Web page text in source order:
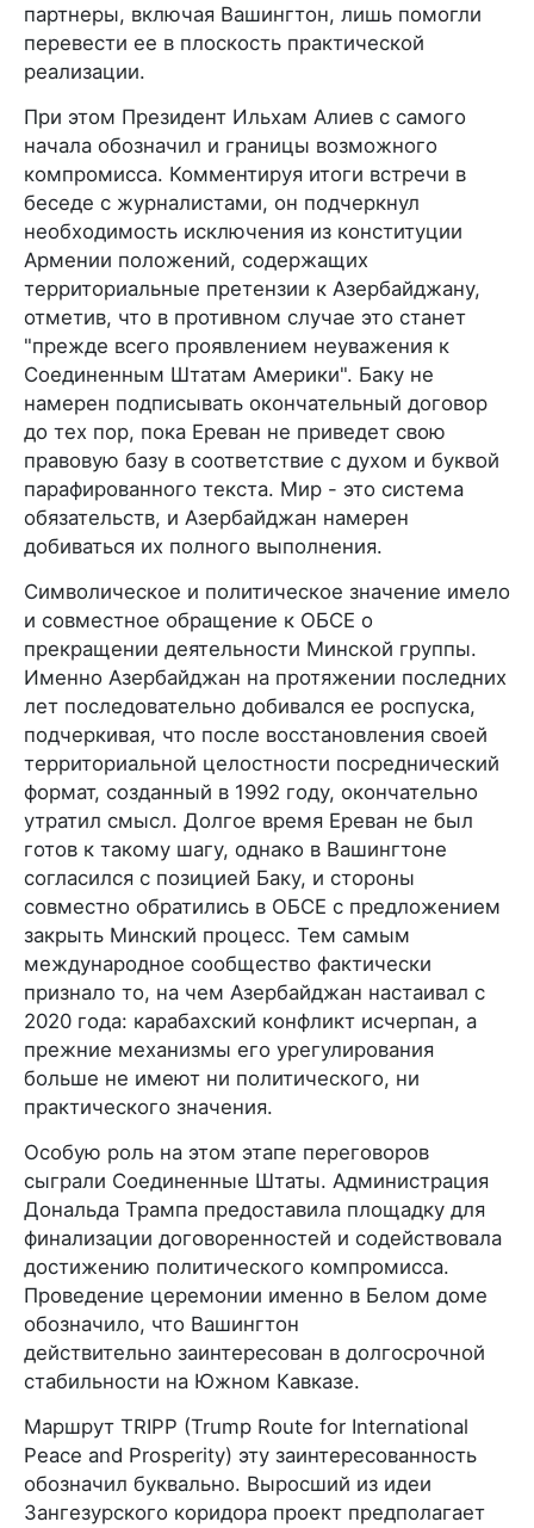
партнеры, включая Вашингтон, лишь помогли
перевести ее в плоскость практической
реализации.
При этом Президент Ильхам Алиев с самого
начала обозначил и границы возможного
компромисса. Комментируя итоги встречи в
беседе с журналистами, он подчеркнул
необходимость исключения из конституции
Армении положений, содержащих
территориальные претензии к Азербайджану,
отметив, что в противном случае это станет
"прежде всего проявлением неуважения к
Соединенным Штатам Америки". Баку не
намерен подписывать окончательный договор
до тех пор, пока Ереван не приведет свою
правовую базу в соответствие с духом и буквой
парафированного текста. Мир - это система
обязательств, и Азербайджан намерен
добиваться их полного выполнения.
Символическое и политическое значение имело
и совместное обращение к ОБСЕ о
прекращении деятельности Минской группы.
Именно Азербайджан на протяжении последних
лет последовательно добивался ее роспуска,
подчеркивая, что после восстановления своей
территориальной целостности посреднический
формат, созданный в 1992 году, окончательно
утратил смысл. Долгое время Ереван не был
готов к такому шагу, однако в Вашингтоне
согласился с позицией Баку, и стороны
совместно обратились в ОБСЕ с предложением
закрыть Минский процесс. Тем самым
международное сообщество фактически
признало то, на чем Азербайджан настаивал с
2020 года: карабахский конфликт исчерпан, а
прежние механизмы его урегулирования
больше не имеют ни политического, ни
практического значения.
Особую роль на этом этапе переговоров
сыграли Соединенные Штаты. Администрация
Дональда Трампа предоставила площадку для
финализации договоренностей и содействовала
достижению политического компромисса.
Проведение церемонии именно в Белом доме
обозначило, что Вашингтон
действительно заинтересован в долгосрочной
стабильности на Южном Кавказе.
Маршрут TRIPP (Trump Route for International
Peace and Prosperity) эту заинтересованность
обозначил буквально. Выросший из идеи
Зангезурского коридора проект предполагает